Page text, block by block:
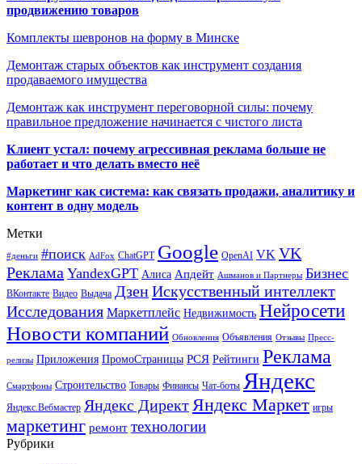
продвижению товаров
Комплекты шевронов на форму в Минске
Демонтаж старых объектов как инструмент создания
продаваемого имущества
Демонтаж как инструмент переговорной силы: почему
правильное предложение начинается с чистого листа
Клиент устал: почему агрессивная реклама больше не
работает и что делать вместо неё
Маркетинг как система: как связать продажи, аналитику и
контент в одну модель
Метки
#деньги #поиск AdFox ChatGPT Google OpenAI VK VK
Реклама YandexGPT Алиса Апдейт Ашманов и Партнеры Бизнес
ВКонтакте Видео Выдача ДзенИскусственный интеллект
Исследования Маркетплейс Недвижимость Нейросети
Новости компаний Обновления Объявления Отзывы Пресс-
релизы Приложения ПромоСтраницы РСЯ Рейтинги Реклама
Смартфоны Строительство Товары Финансы Чат-боты Яндекс
Яндекс.Вебмастер Яндекс Директ Яндекс Маркет игры
маркетинг ремонт технологии
Рубрики